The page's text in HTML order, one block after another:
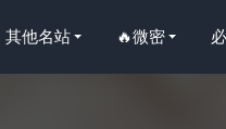
其他名站 🔥微密